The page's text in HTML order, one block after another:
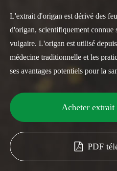
L'extrait d'origan est dérivé des
d'origan, scientifiquement connue
vulgaire. L'origan est utilisé
médecine traditionnelle et les
ses avantages potentiels pour la
Acheter extrait
PDF